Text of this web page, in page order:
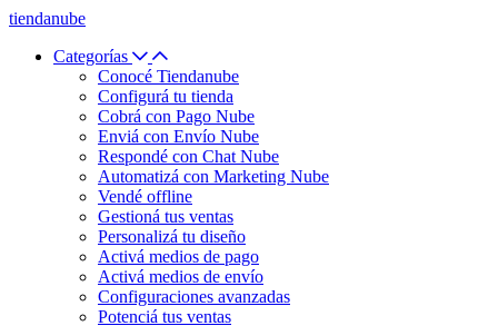
tiendanube
Categorías
Conocé Tiendanube
Configurá tu tienda
Cobrá con Pago Nube
Enviá con Envío Nube
Respondé con Chat Nube
Automatizá con Marketing Nube
Vendé offline
Gestioná tus ventas
Personalizá tu diseño
Activá medios de pago
Activá medios de envío
Configuraciones avanzadas
Potenciá tus ventas